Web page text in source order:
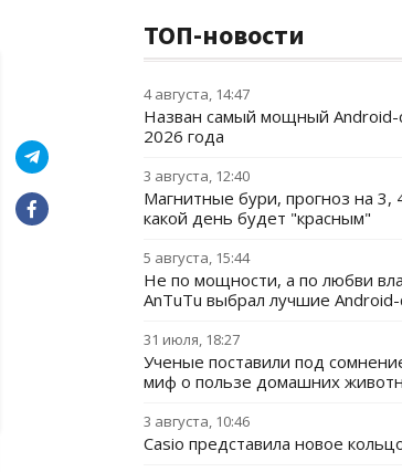
ТОП-новости
4 августа, 14:47
Назван самый мощный Android-
2026 года
3 августа, 12:40
Магнитные бури, прогноз на 3,
какой день будет "красным"
5 августа, 15:44
Не по мощности, а по любви
AnTuTu выбрал лучшие
31 июля, 18:27
Ученые поставили под
миф о пользе домашних
3 августа, 10:46
Casio представила новое